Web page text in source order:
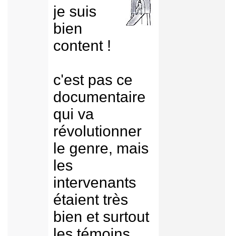
je suis
bien
content !
c'est pas ce
documentaire
qui va
révolutionner
le genre, mais
les
intervenants
étaient très
bien et surtout